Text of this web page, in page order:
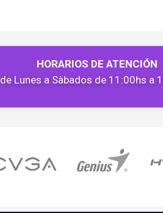
HORARIOS DE ATENCIÓN
de Lunes a Sàbados de 11:00hs a